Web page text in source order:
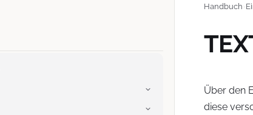
Handbuch ›
Über den
diese